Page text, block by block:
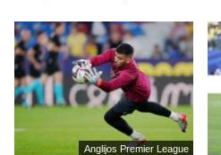
Anglijos Premier League